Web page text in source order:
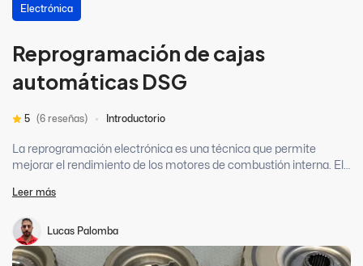
Electrónica
Reprogramación de cajas
automáticas DSG
5 (6 reseñas) Introductorio
La reprogramación electrónica es una técnica que permite
mejorar el rendimiento de los motores de combustión interna. El
electrónica para ECUs originales, es decir, para las unidades de
Potenciación de Cajas Automáticas DSG
Leer más
Lucas Palomba